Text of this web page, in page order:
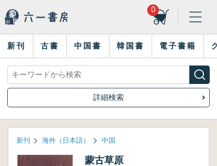
0
新刊 古書 中国書 韓国書 電子書籍
詳細検索
新刊 海外（日本語） 中国
蒙古草原